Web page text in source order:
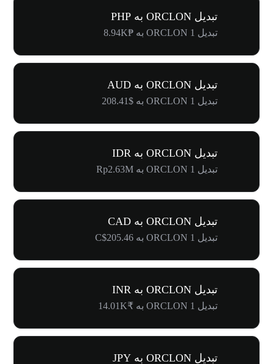
تبدیل ORCLON به PHP
تبدیل 1 ORCLON به ₱8.94K
تبدیل ORCLON به AUD
تبدیل 1 ORCLON به $208.41
تبدیل ORCLON به IDR
تبدیل 1 ORCLON به Rp2.63M
تبدیل ORCLON به CAD
تبدیل 1 ORCLON به C$205.46
تبدیل ORCLON به INR
تبدیل 1 ORCLON به ₹14.01K
تبدیل ORCLON به JPY